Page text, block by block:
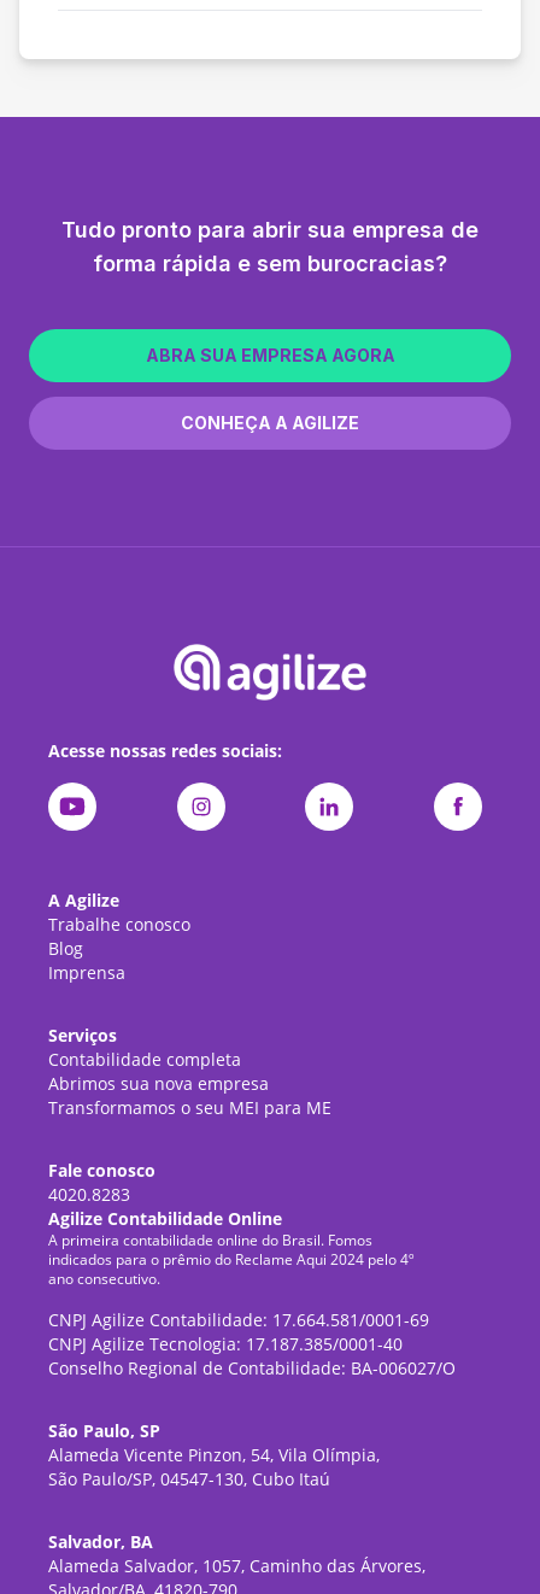
Tudo pronto para abrir sua empresa de
forma rápida e sem burocracias?
ABRA SUA EMPRESA AGORA
CONHEÇA A AGILIZE
Acesse nossas redes sociais:
A Agilize
Trabalhe conosco
Blog
Imprensa
Serviços
Contabilidade completa
Abrimos sua nova empresa
Transformamos o seu MEI para ME
Fale conosco
4020.8283
Agilize Contabilidade Online
A primeira contabilidade online do Brasil. Fomos
indicados para o prêmio do Reclame Aqui 2024 pelo 4º
ano consecutivo.
CNPJ Agilize Contabilidade: 17.664.581/0001-69
CNPJ Agilize Tecnologia: 17.187.385/0001-40
Conselho Regional de Contabilidade: BA-006027/O
São Paulo, SP
Alameda Vicente Pinzon, 54, Vila Olímpia,
São Paulo/SP, 04547-130, Cubo Itaú
Salvador, BA
Alameda Salvador, 1057, Caminho das Árvores,